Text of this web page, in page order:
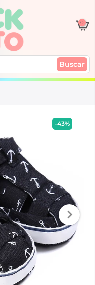
0
Buscar
-43%